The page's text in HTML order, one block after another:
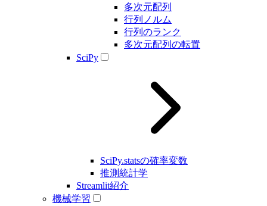
多次元配列
行列ノルム
行列のランク
多次元配列の転置
SciPy
SciPy.statsの確率変数
推測統計学
Streamlit紹介
機械学習